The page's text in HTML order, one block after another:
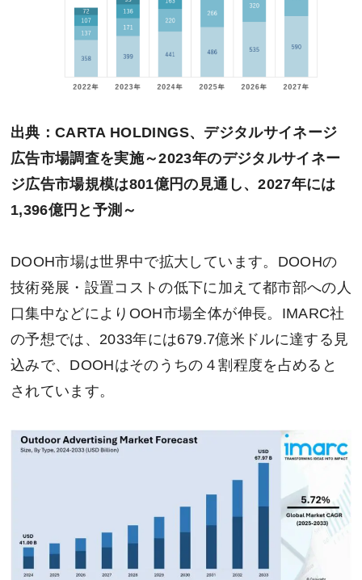
出典：CARTA HOLDINGS、デジタルサイネージ
広告市場調査を実施～2023年のデジタルサイネー
ジ広告市場規模は801億円の見通し、2027年には
1,396億円と予測～
DOOH市場は世界中で拡大しています。DOOHの
技術発展・設置コストの低下に加えて都市部への人
口集中などによりOOH市場全体が伸長。IMARC社
の予想では、2033年には679.7億米ドルに達する見
込みで、DOOHはそのうちの４割程度を占めると
されています。